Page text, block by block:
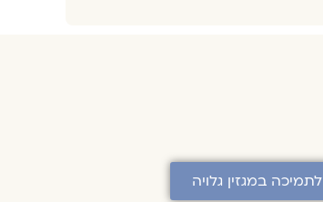
לתמיכה במגזין גלויה